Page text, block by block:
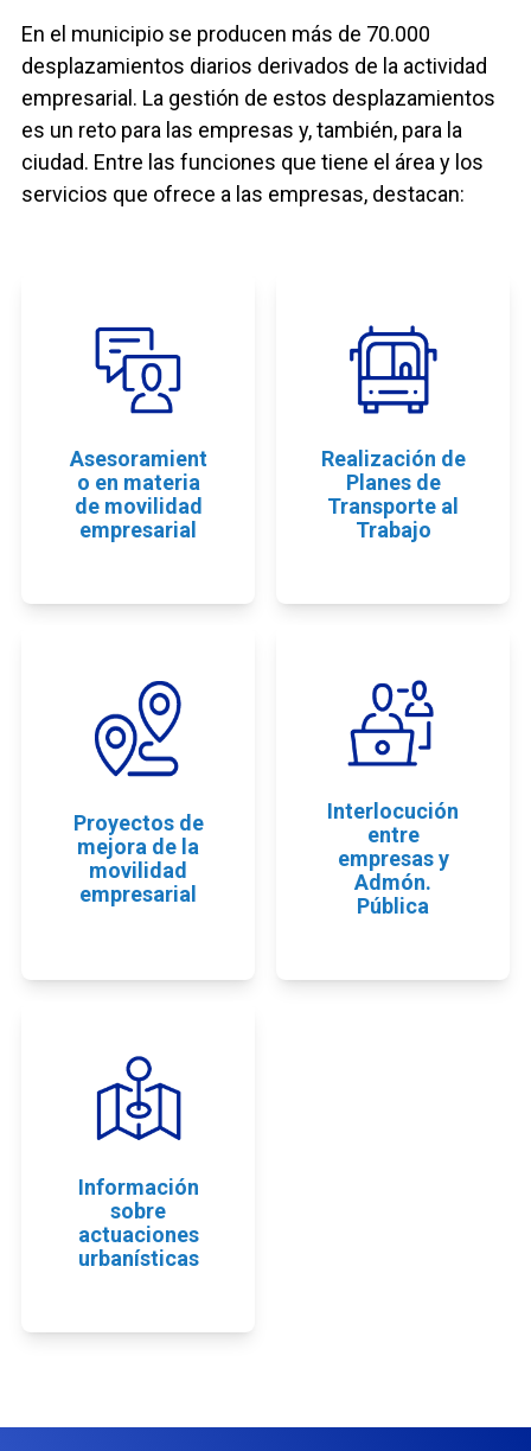
En el municipio se producen más de 70.000
desplazamientos diarios derivados de la actividad
empresarial. La gestión de estos desplazamientos
es un reto para las empresas y, también, para la
ciudad. Entre las funciones que tiene el área y los
servicios que ofrece a las empresas, destacan:
Asesoramient
o en materia
de movilidad
empresarial
Realización de
Planes de
Transporte al
Trabajo
Proyectos de
mejora de la
movilidad
empresarial
Interlocución
entre
empresas y
Admón.
Pública
Información
sobre
actuaciones
urbanísticas